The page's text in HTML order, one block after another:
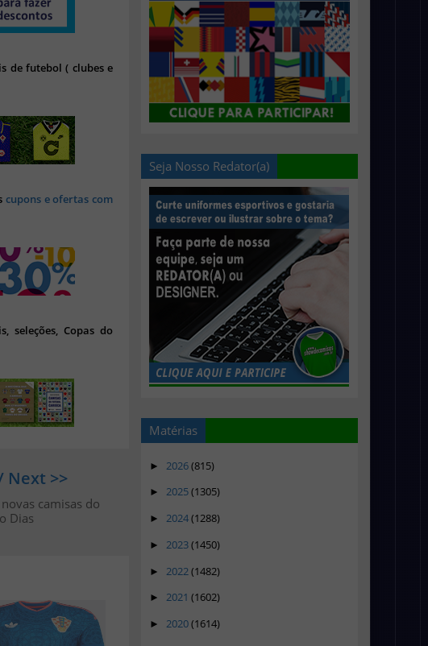
de futebol ( clubes e
cupons e ofertas com
seleções, Copas do
Next >>
camisas do
Dias
Seja Nosso Redator(a)
Matérias
► 2026(815)
► 2025(1305)
► 2024(1288)
► 2023(1450)
► 2022(1482)
► 2021 (1602)
► 2020(1614)